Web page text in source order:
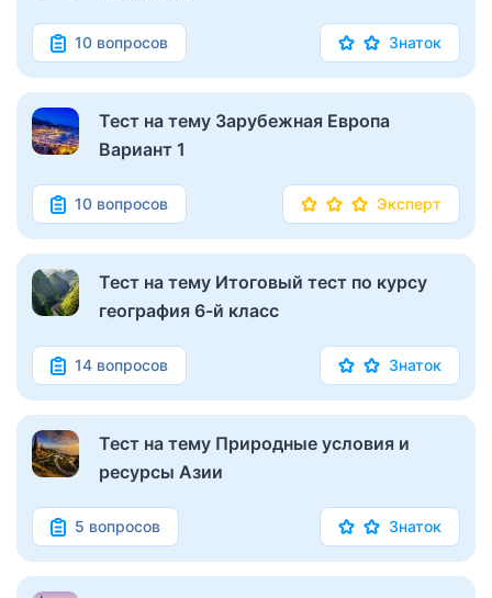
10 вопросов Знаток
Тест на тему Зарубежная Европа
Вариант 1
10 вопросов Эксперт
Тест на тему Итоговый тест по курсу
география 6-й класс
14 вопросов Знаток
Тест на тему Природные условия и
ресурсы Азии
5 вопросов Знаток